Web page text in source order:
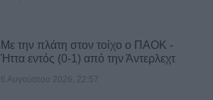
Με την πλάτη στον τοίχο ο ΠΑΟΚ -
Ήττα εντός (0-1) από την Άντερλεχτ
6 Αυγούστου 2026, 22:57